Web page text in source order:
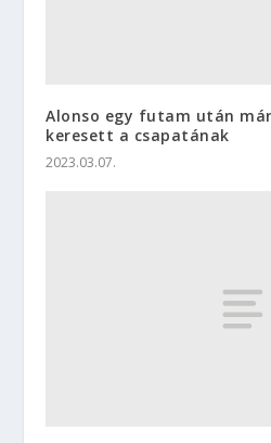
Alonso egy futam után
keresett a csapatának
2023.03.07.